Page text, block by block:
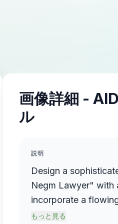
画像詳細 -
ル
説明
Design a
Negm Lawyer" with
incorporate a
name elegantly
もっと見る